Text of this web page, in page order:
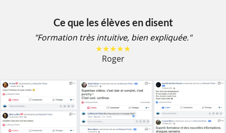
Ce que les élèves en disent
"Formation très intuitive, bien expliquée."
★★★★★
Roger